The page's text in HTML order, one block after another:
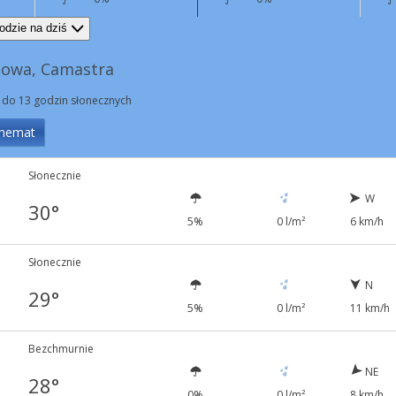
na dziś
Camastra
13 godzin słonecznych
Słonecznie
30° 5% 0 l/m²
W
6 km/h
Słonecznie
29° 5% 0 l/m²
N
11 km/h
Bezchmurnie
28°
NE